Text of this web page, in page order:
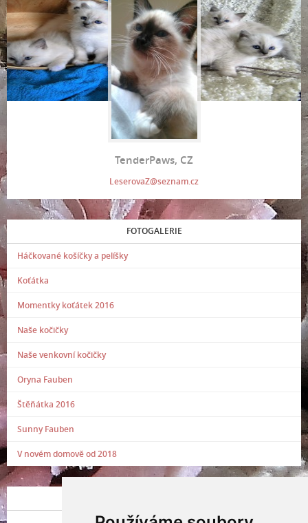
TenderPaws, CZ
LeserovaZ@seznam.cz
FOTOGALERIE
Háčkované košíčky a pelíšky
Koťátka
Momentky koťátek 2016
Naše kočičky
Naše venkovní kočičky
Oryna Fauben
Štěňátka 2016
Sunny Fauben
V novém domově od 2018